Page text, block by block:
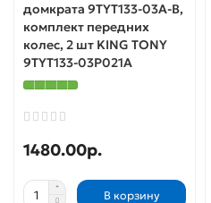
домкрата 9TYT133-03A-B,
комплект передних
колес, 2 шт KING TONY
9TYT133-03P021A
1480.00р.
В корзину